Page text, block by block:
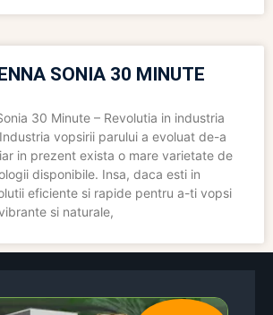
SONIA 30 MINUTE
30 Minute – Revolutia in industria
vopsirii parului a evoluat de-a
in prezent exista o mare varietate de
disponibile. Insa, daca esti in
eficiente si rapide pentru a-ti vopsi
si naturale,